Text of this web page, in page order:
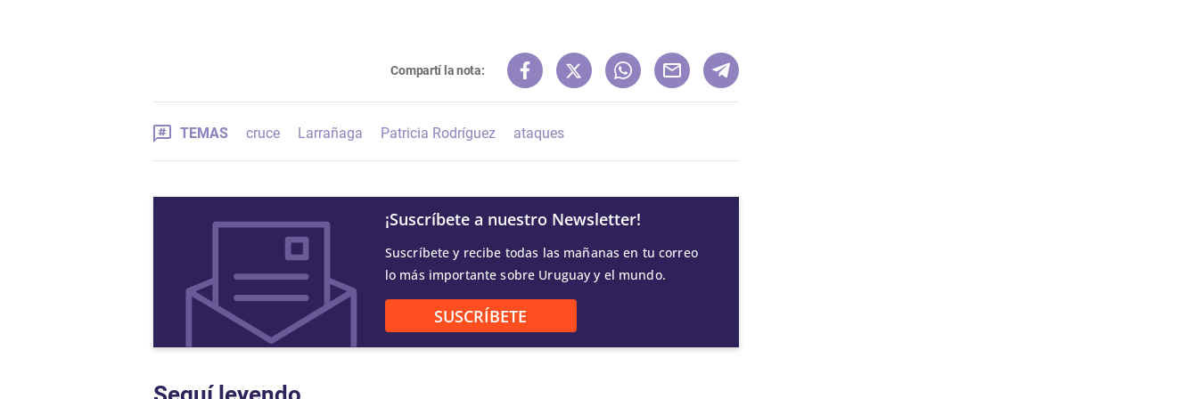
Compartí la nota:
TEMAS cruce Larrañaga Patricia Rodríguez ataques
¡Suscríbete a nuestro Newsletter!
Suscríbete y recibe todas las mañanas en tu correo
lo más importante sobre Uruguay y el mundo.
SUSCRÍBETE